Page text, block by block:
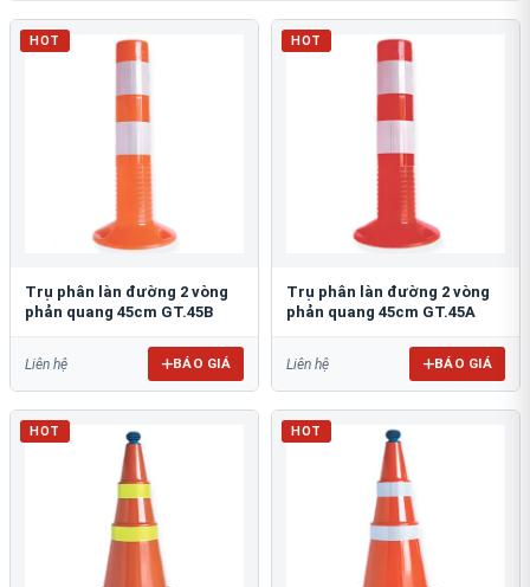
HOT
Trụ phân làn đường 2 vòng
phản quang 45cm GT.45B
Liên hệ BÁO GIÁ
HOT
Trụ phân làn đường 2 vòng
phản quang 45cm GT.45A
Liên hệ BÁO GIÁ
HOT HOT